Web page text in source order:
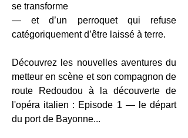
se transforme
— et d’un perroquet qui refuse
catégoriquement d’être laissé à terre.
Découvrez les nouvelles aventures du
metteur en scène et son compagnon de
route Redoudou à la découverte de
l'opéra italien : Episode 1 — le départ
du port de Bayonne...